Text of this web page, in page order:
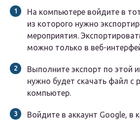
На компьютере войдите в
из которого нужно
мероприятия.
можно только в веб-
Выполните экспорт по этой
нужно будет скачать файл с
компьютер.
Войдите в аккаунт Google, в